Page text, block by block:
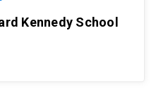
Kennedy School